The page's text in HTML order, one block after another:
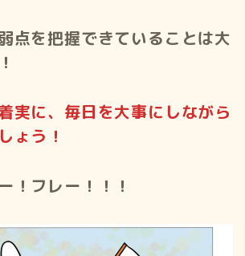
点を把握できていることは大
実に、毎日を大事にしながら
ょう！
！フレー！！！